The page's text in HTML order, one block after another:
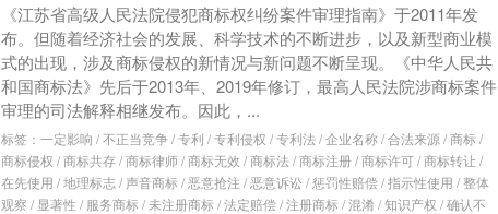
《江苏省高级人民法院侵犯商标权纠纷案件审理指南》于2011年发
布。但随着经济社会的发展、科学技术的不断进步，以及新型商业模
式的出现，涉及商标侵权的新情况与新问题不断呈现。《中华人民共
和国商标法》先后于2013年、2019年修订，最高人民法院涉商标案件
审理的司法解释相继发布。因此，...
标签：一定影响 /不正当竞争/专利 /专利侵权 /专利法 /企业名称/合法来源 /商标 /
商标侵权 /商标共存/商标律师/商标无效 /商标法 /商标注册/商标许可/商标转让 /
在先使用 /地理标志/ 声音商标 /恶意抢注 /恶意诉讼/惩罚性赔偿/指示性使用 /整体
观察 / 显著性 / 服务商标 /未注册商标 /法定赔偿/注册商标 /混淆/知识产权 /确认不